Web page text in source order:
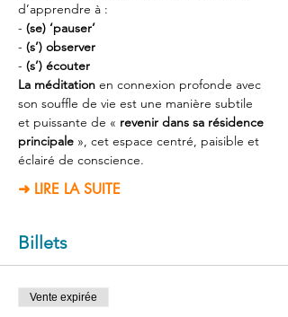
d’apprendre à :
- (se) ‘pauser’
- (s’) observer
- (s’) écouter
La méditation en connexion profonde avec
son souffle de vie est une manière subtile
et puissante de « revenir dans sa résidence
principale », cet espace centré, paisible et
éclairé de conscience.
➜ LIRE LA SUITE
Billets
Vente expirée